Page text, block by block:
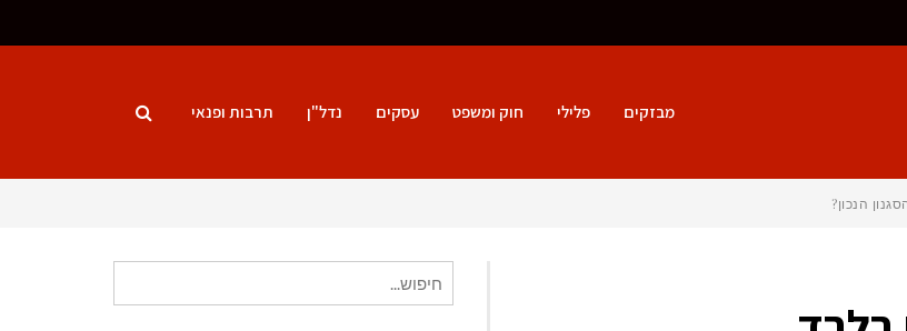
מבזקים פלילי חוק ומשפט עסקים נדל"ן תרבות ופנאי
עבור: